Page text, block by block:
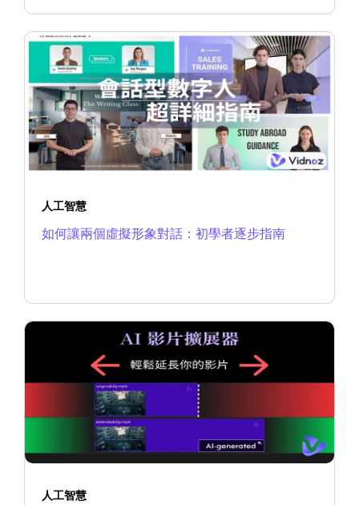
人工智慧
如何讓兩個虛擬形象對話：初學者逐步指南
人工智慧